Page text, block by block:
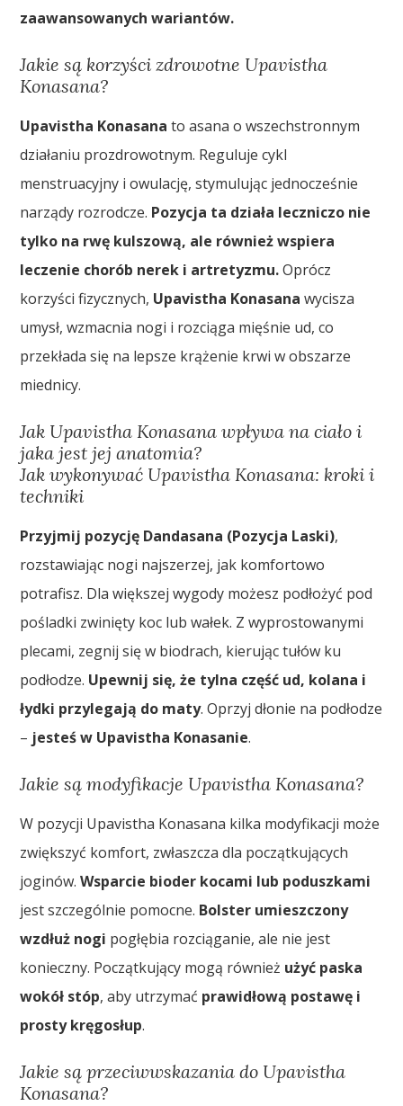
zaawansowanych wariantów.
Jakie są korzyści zdrowotne Upavistha
Konasana?
Upavistha Konasana to asana o wszechstronnym
działaniu prozdrowotnym. Reguluje cykl
menstruacyjny i owulację, stymulując jednocześnie
narządy rozrodcze. Pozycja ta działa leczniczo nie
tylko na rwę kulszową, ale również wspiera
leczenie chorób nerek i artretyzmu.Oprócz
korzyści fizycznych, Upavistha Konasana wycisza
umysł, wzmacnia nogi i rozciąga mięśnie ud, co
przekłada się na lepsze krążenie krwi w obszarze
miednicy.
Jak Upavistha Konasana wpływa na ciało i
jaka jest jej anatomia?
Jak wykonywać Upavistha Konasana: kroki i
techniki
Przyjmij pozycję Dandasana (Pozycja Laski),
rozstawiając nogi najszerzej, jak komfortowo
potrafisz. Dla większej wygody możesz podłożyć pod
pośladki zwinięty koc lub wałek. Z wyprostowanymi
plecami, zegnij się w biodrach, kierując tułów ku
podłodze. Upewnij się, że tylna część ud, kolana i
łydki przylegają do maty. Oprzyj dłonie na podłodze
– jesteś w Upavistha Konasanie.
Jakie są modyfikacje Upavistha Konasana?
W pozycji Upavistha Konasana kilka modyfikacji może
zwiększyć komfort, zwłaszcza dla początkujących
joginów.Wsparcie bioder kocami lub poduszkami
jest szczególnie pomocne. Bolster umieszczony
wzdłuż nogi pogłębia rozciąganie, ale nie jest
konieczny. Początkujący mogą również użyć paska
wokół stóp, aby utrzymać prawidłową postawę i
prosty kręgosłup.
Jakie są przeciwwskazania do Upavistha
Konasana?